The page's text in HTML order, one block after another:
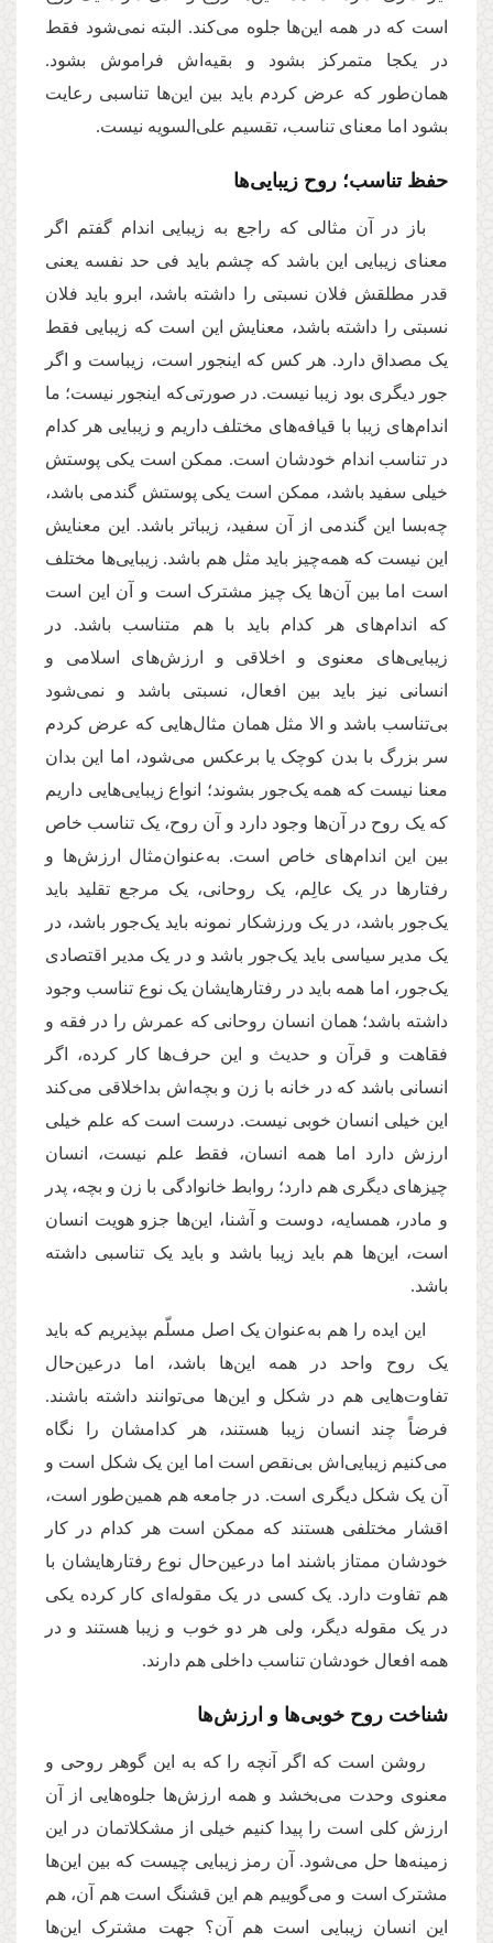
است که در همه این‌ها جلوه می‌کند. البته نمی‌شود فقط
در یکجا متمرکز بشود و بقیه‌اش فراموش بشود.
همان‌طور که عرض کردم باید بین این‌ها تناسبی رعایت
بشود اما معنای تناسب، تقسیم علی‌السویه نیست.
حفظ تناسب؛ روح زیبایی‌ها
باز در آن مثالی که راجع به زیبایی‌ اندام گفتم اگر
معنای زیبایی این باشد که چشم باید فی حد نفسه یعنی
قدر مطلقش فلان نسبتی را داشته باشد، ابرو باید فلان
نسبتی را داشته باشد، معنایش این است که زیبایی فقط
یک مصداق دارد. هر کس که اینجور است، زیباست و اگر
جور دیگری بود زیبا نیست. در صورتی‌که اینجور نیست؛ ما
اندام‌های زیبا با قیافه‌های مختلف داریم و زیبایی هر کدام
در تناسب‌ اندام خودشان است. ممکن است یکی پوستش
خیلی سفید باشد، ممکن است یکی پوستش گندمی باشد،
چه‌بسا این گندمی از آن سفید، زیباتر باشد. این معنایش
این نیست که همه‌چیز باید مثل هم باشد. زیبایی‌ها مختلف
است اما بین آن‌ها یک چیز مشترک است و آن این است
که اندام‌های هر کدام باید با هم متناسب باشد. در
زیبایی‌های معنوی و اخلاقی و ارزش‌های اسلامی و
انسانی نیز باید بین افعال، نسبتی باشد و نمی‌شود
بی‌تناسب باشد و الا مثل همان مثال‌هایی که عرض کردم
سر بزرگ با بدن کوچک یا برعکس می‌شود، اما این بدان
معنا نیست که همه یک‌جور بشوند؛ انواع زیبایی‌هایی داریم
که یک روح در آن‌ها وجود دارد و آن روح، یک تناسب خاص
بین این اندام‌های خاص است. به‌عنوان‌مثال ارزش‌ها و
رفتارها در یک عالِم، یک روحانی، یک مرجع تقلید باید
یک‌جور باشد، در یک ورزشکار نمونه باید یک‌جور باشد، در
یک مدیر سیاسی باید یک‌جور باشد و در یک مدیر اقتصادی
یک‌جور، اما همه باید در رفتارهایشان یک نوع تناسب وجود
داشته باشد؛ همان انسان روحانی که عمرش را در فقه و
فقاهت و قرآن و حدیث و این حرف‌ها کار کرده، اگر
انسانی باشد که در خانه با زن و بچه‌اش بداخلاقی می‌کند
این خیلی انسان خوبی نیست. درست است که علم خیلی
ارزش دارد اما همه انسان، فقط علم نیست، انسان
چیزهای دیگری هم دارد؛ روابط خانوادگی با زن و بچه، پدر
و مادر، همسایه، دوست و آشنا، این‌ها جزو هویت انسان
است، این‌ها هم باید زیبا باشد و باید یک تناسبی داشته
باشد.
این ایده را هم به‌عنوان یک اصل مسلّم بپذیریم که باید
یک روح واحد در همه این‌ها باشد، اما درعین‌حال
تفاوت‌هایی هم در شکل و این‌ها می‌توانند داشته باشند.
فرضاً چند انسان زیبا هستند، هر کدامشان را نگاه
می‌کنیم زیبایی‌اش بی‌نقص است اما این یک شکل است و
آن یک شکل دیگری است. در جامعه هم همین‌طور است،
اقشار مختلفی هستند که ممکن است هر کدام در کار
خودشان ممتاز باشند اما درعین‌حال نوع رفتارهایشان با
هم تفاوت دارد. یک کسی در یک مقوله‌ای کار کرده یکی
در یک مقوله دیگر، ولی هر دو خوب و زیبا هستند و در
همه افعال خودشان تناسب داخلی هم دارند.
شناخت روح خوبی‌ها و ارزش‌ها
روشن است که اگر آنچه را که به این گوهر روحی و
معنوی وحدت می‌بخشد و همه ارزش‌ها جلوه‌هایی از آن
ارزش کلی است را پیدا کنیم خیلی از مشکلاتمان در این
زمینه‌ها حل می‌شود. آن رمز زیبایی چیست که بین این‌ها
مشترک است و می‌گوییم هم این قشنگ است هم آن، هم
این انسان زیبایی است هم آن؟ جهت مشترک این‌ها